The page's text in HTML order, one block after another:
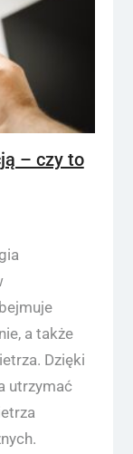
– czy to
a także
Dzięki
utrzymać